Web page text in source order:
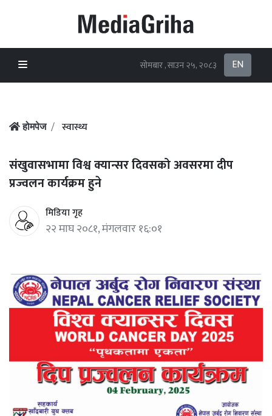
सोमबार , साउन २५, २०८३ EN
होमपेज स्वास्थ्य
संखुवासभामा विश्व क्यान्सर दिवसको अवसरमा दीप
प्रज्वलन कार्यक्रम हुने
मिडिया गृह
२२ माघ २०८१, मंगलवार १६:०१